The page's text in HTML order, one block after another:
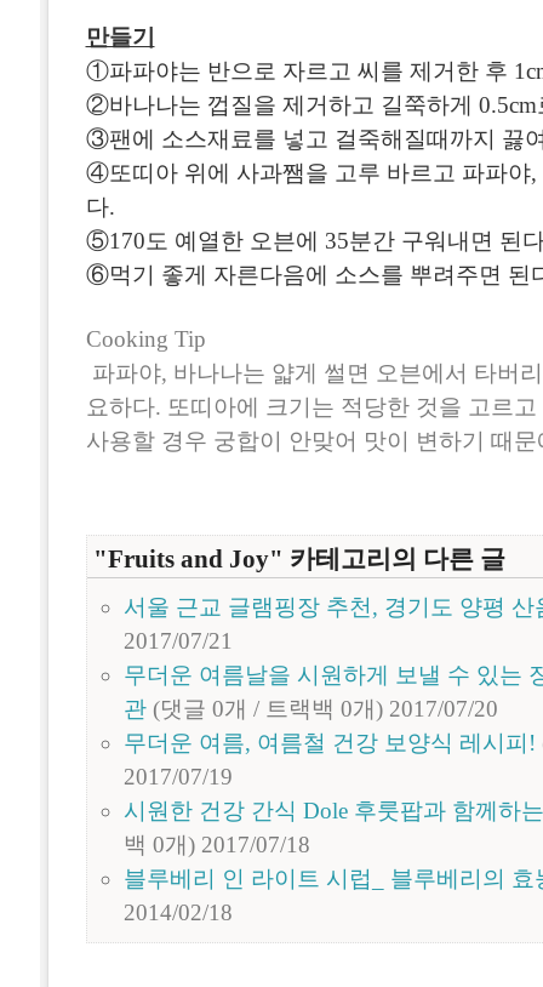
만들기
①파파야는 반으로 자르고 씨를 제거한 후
②바나나는 껍질을 제거하고 길쭉하게 0.5cm
③팬에 소스재료를 넣고 걸죽해질때까지 끓
④또띠아 위에 사과쨈을 고루 바르고 파파야
다.
⑤170도 예열한 오븐에 35분간 구워내면 된
⑥먹기 좋게 자른다음에 소스를 뿌려주면 된
Cooking Tip
파파야, 바나나는 얇게 썰면 오븐에서 타버
요하다. 또띠아에 크기는 적당한 것을 고르
사용할 경우 궁합이 안맞어 맛이 변하기 때
"Fruits and Joy" 카테고리의 다른 글
서울 근교 글램핑장 추천, 경기도 양평 산
2017/07/21
무더운 여름날을 시원하게 보낼 수 있는
관 (댓글 0개 / 트랙백 0개) 2017/07/20
무더운 여름, 여름철 건강 보양식 레시피!
2017/07/19
시원한 건강 간식 Dole 후룻팝과 함께하
백 0개) 2017/07/18
블루베리 인 라이트 시럽_ 블루베리의 효
2014/02/18